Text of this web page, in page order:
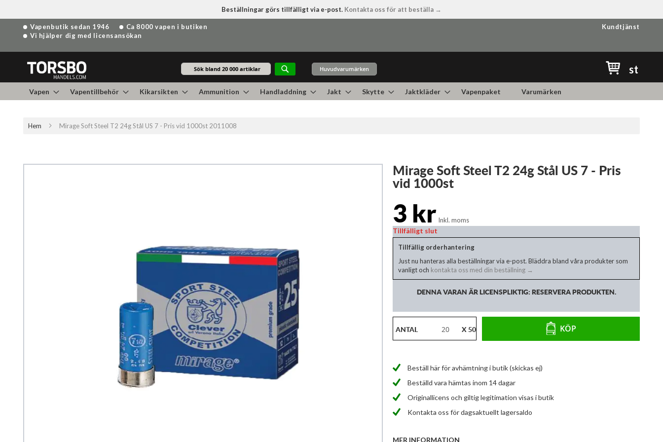
Beställningar görs tillfälligt via e-post. Kontakta oss för att beställa →
Hoppa
till
Vapenbutik sedan 1946
Ca 8000 vapen i butiken
Vi hjälper dig med licensansökan
Kundtjänst
Sök
Huvudvarumärken st
Vapen Vapentillbehör Kikarsikten Ammunition Handladdning Jakt Skytte Jaktkläder Vapenpaket Varumärken
Hem Mirage Soft Steel T2 24g Stål US 7 - Pris vid 1000st 2011008
Mirage Soft Steel T2 24g Stål US 7 - Pris
vid 1000st
3 kr Inkl. moms
Tillfälligt slut
Tillfällig orderhantering
Just nu hanteras alla beställningar via e-post. Bläddra bland våra produkter som
vanligt och kontakta oss med din beställning →
DENNA VARAN ÄR LICENSPLIKTIG: RESERVERA PRODUKTEN.
ANTAL X 50 KÖP
Beställ här för avhämtning i butik (skickas ej)
Beställd vara hämtas inom 14 dagar
Originallicens och giltig legitimation visas i butik
Kontakta oss för dagsaktuellt lagersaldo
MER INFORMATION